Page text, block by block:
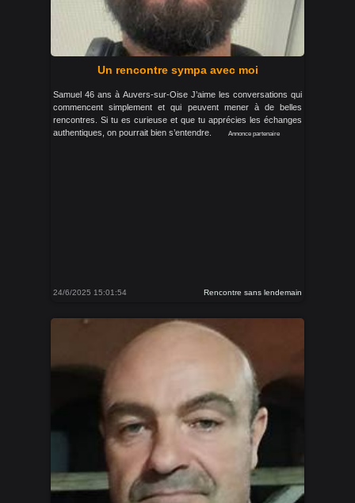
Un rencontre sympa avec moi
Samuel 46 ans à Auvers-sur-Oise J’aime les conversations qui
commencent simplement et qui peuvent mener à de belles
rencontres. Si tu es curieuse et que tu apprécies les échanges
authentiques, on pourrait bien s’entendre.
Annonce partenaire
24/6/2025 15:01:54 Rencontre sans lendemain